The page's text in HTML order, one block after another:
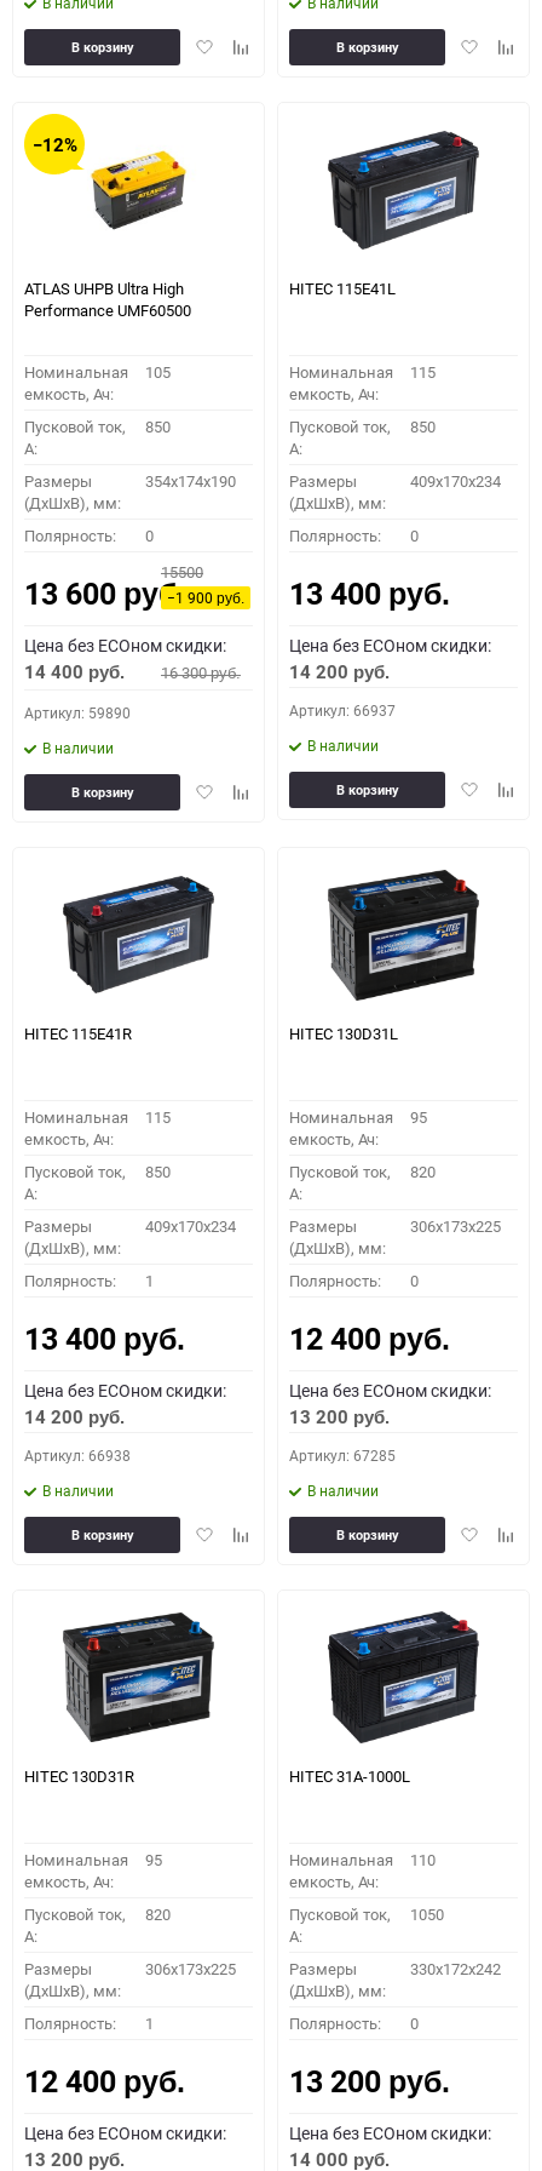
ДобавитьДобавить
В корзину
Добавить
В корзину
−12%
ATLAS UHPB Ultra High
Performance UMF60500
Номинальная
емкость, Ач:
105
Пусковой ток,
A:
850
Размеры
(ДхШхВ), мм:
354x174x190
Полярность: 0
13 600 руб.
15500
−1 900руб.
Цена без ECOном скидки:
14 400 руб. 16 300руб.
Артикул: 59890
В наличии
ДобавитьДобавить
В корзину
HITEC 115E41L
Номинальная
емкость, Ач:
115
Пусковой ток,
A:
850
Размеры
(ДхШхВ), мм:
409x170x234
Полярность: 0
13 400 руб.
Цена без ECOном скидки:
14 200 руб.
Артикул: 66937
В наличии
Добавить
В корзину
HITEC 115E41R
Номинальная
емкость, Ач:
115
Пусковой ток,
A:
850
Размеры
(ДхШхВ), мм:
409x170x234
Полярность: 1
13 400 руб.
Цена без ECOном скидки:
14 200 руб.
Артикул: 66938
В наличии
ДобавитьДобавить
В корзину
HITEC 130D31L
Номинальная
емкость, Ач:
95
Пусковой ток,
A:
820
Размеры
(ДхШхВ), мм:
306x173x225
Полярность: 0
12 400 руб.
Цена без ECOном скидки:
13 200 руб.
Артикул: 67285
В наличии
Добавить
В корзину
HITEC 130D31R
Номинальная
емкость, Ач:
95
Пусковой ток,
A:
820
Размеры
(ДхШхВ), мм:
306x173x225
Полярность: 1
12 400 руб.
Цена без ECOном скидки:
13 200 руб.
HITEC 31A-1000L
Номинальная
емкость, Ач:
110
Пусковой ток,
A:
1050
Размеры
(ДхШхВ), мм:
330x172x242
Полярность: 0
13 200 руб.
Цена без ECOном скидки:
14 000 руб.